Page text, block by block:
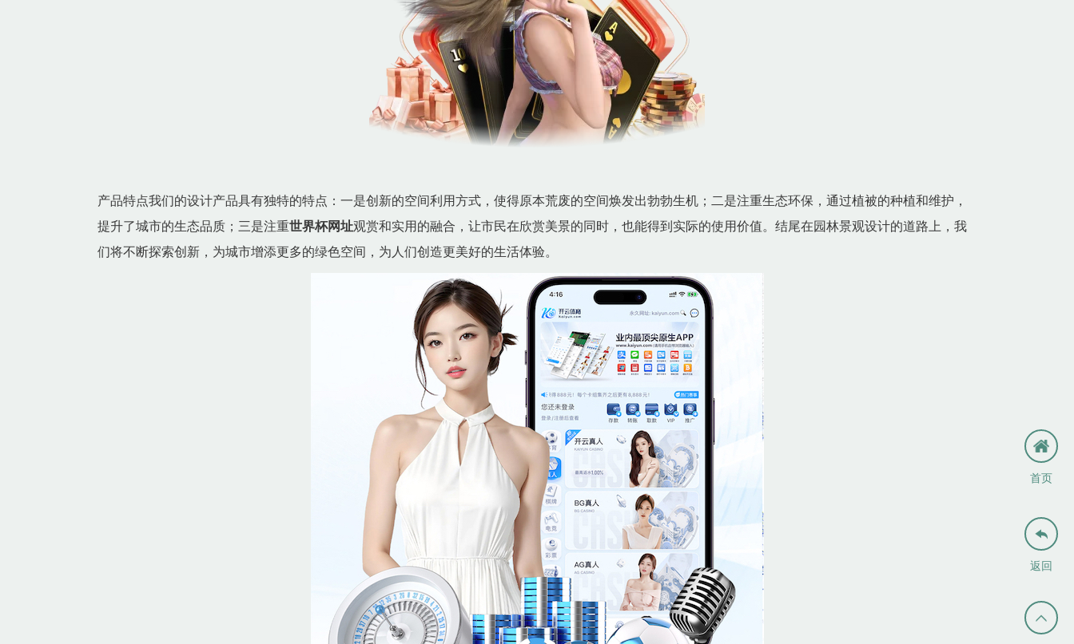
产品特点我们的设计产品具有独特的特点：一是创新的空间利用方式，使得原本荒废的空间焕发出勃勃生机；二是注重生态环保，通过植被的种植和维护，
提升了城市的生态品质；三是注重世界杯网址观赏和实用的融合，让市民在欣赏美景的同时，也能得到实际的使用价值。结尾在园林景观设计的道路上，我
们将不断探索创新，为城市增添更多的绿色空间，为人们创造更美好的生活体验。
首页


返回